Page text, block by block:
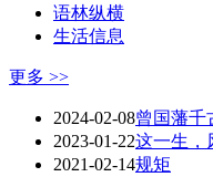
语林纵横
生活信息
更多 >>
2024-02-08曾国藩千
2023-01-22这一生，
2021-02-14规矩